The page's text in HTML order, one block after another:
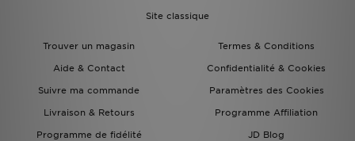
Site classique
Trouver un magasin
Termes & Conditions
Aide & Contact
Confidentialité & Cookies
Suivre ma commande
Paramètres des Cookies
Livraison & Retours
Programme Affiliation
Programme de fidélité
JD Blog